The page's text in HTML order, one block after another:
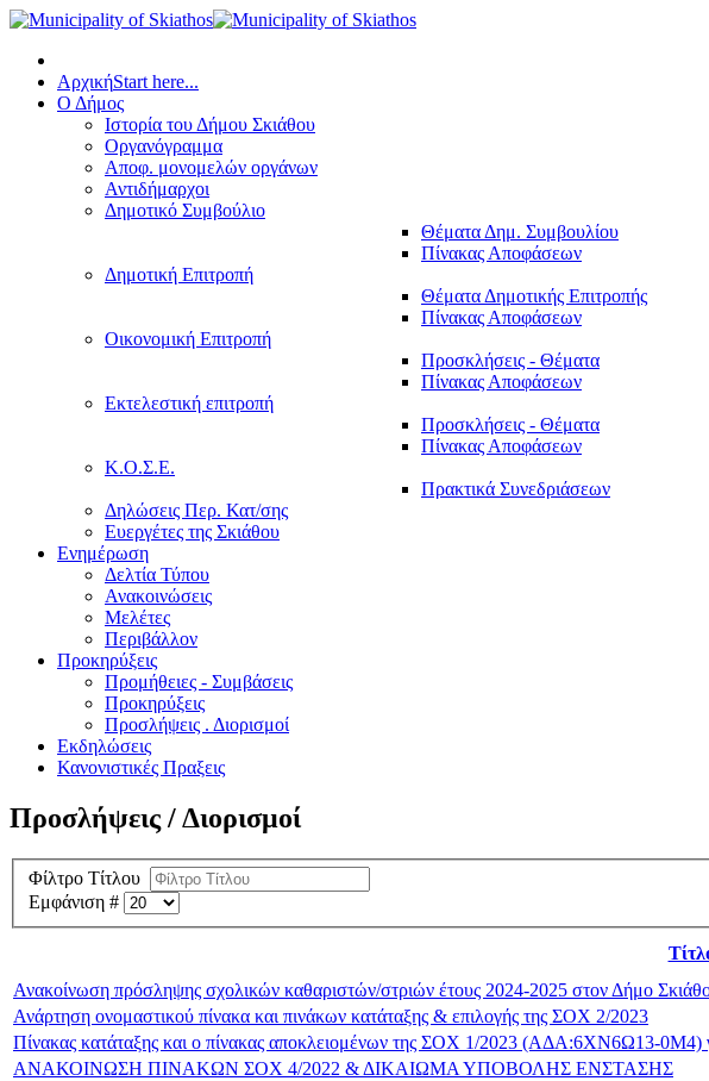
ΑρχικήStart here...
Ο Δήμος
Ιστορία του Δήμου Σκιάθου
Οργανόγραμμα
Αποφ. μονομελών οργάνων
Αντιδήμαρχοι
Δημοτικό Συμβούλιο
Θέματα Δημ. Συμβουλίου
Πίνακας Αποφάσεων
Δημοτική Επιτροπή
Θέματα Δημοτικής Επιτροπής
Πίνακας Αποφάσεων
Οικονομική Επιτροπή
Προσκλήσεις - Θέματα
Πίνακας Αποφάσεων
Εκτελεστική επιτροπή
Προσκλήσεις - Θέματα
Πίνακας Αποφάσεων
Κ.Ο.Σ.Ε.
Πρακτικά Συνεδριάσεων
Δηλώσεις Περ. Κατ/σης
Ευεργέτες της Σκιάθου
Ενημέρωση
Δελτία Τύπου
Ανακοινώσεις
Μελέτες
Περιβάλλον
Προκηρύξεις
Προμήθειες - Συμβάσεις
Προκηρύξεις
Προσλήψεις . Διορισμοί
Εκδηλώσεις
Κανονιστικές Πραξεις
Προσλήψεις / Διορισμοί
Φίλτρο Τίτλου
Εμφάνιση #
Ανακοίνωση πρόσληψης σχολικών καθαριστών/στριών έτους 2024-2025 στον Δήμο
Ανάρτηση ονομαστικού πίνακα και πινάκων κατάταξης & επιλογής της ΣΟΧ 2/2023
Πίνακας κατάταξης και ο πίνακας αποκλειομένων της ΣΟΧ 1/2023 (ΑΔΑ:6ΧΝ6Ω13-
ΑΝΑΚΟΙΝΩΣΗ ΠΙΝΑΚΩΝ ΣΟΧ 4/2022 & ΔΙΚΑΙΩΜΑ ΥΠΟΒΟΛΗΣ ΕΝΣΤΑΣΗΣ